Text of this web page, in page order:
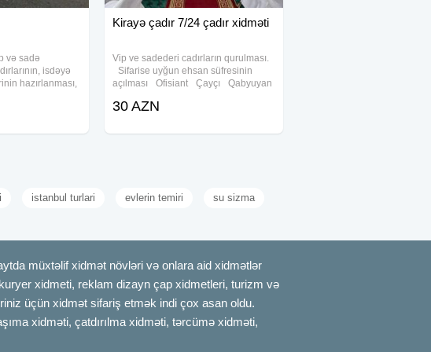
və sadə
isdəyə
hazırlanması,
Kirayə çadır 7/24 çadır xidməti
Vip ve sadederi cadırların qurulması.
Sifarise uyğun ehsan süfresinin
açılması Ofisiant Çayçı Qabyuyan
Samavar Defn masını Kiraye cadır,
cenaze
30 AZN
istanbul turlari evlerin temiri su sizma
müxtəlif xidmət növləri və onlara aid xidmətlər
xidmeti, reklam dizayn çap xidmetleri, turizm və
üçün xidmət sifariş etmək indi çox asan oldu.
xidməti, çatdırılma xidməti, tərcümə xidməti,